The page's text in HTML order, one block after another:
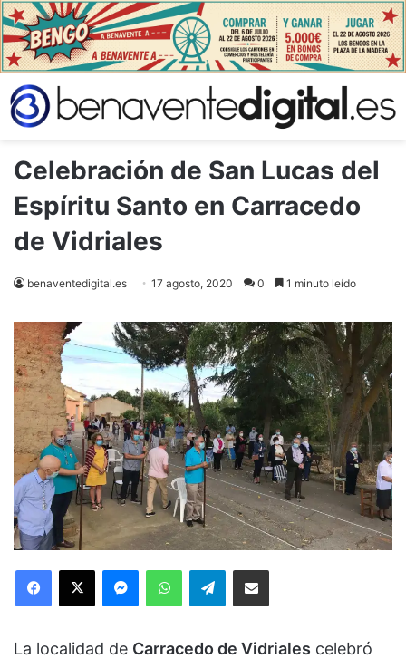
Celebración de San Lucas del
Espíritu Santo en Carracedo
de Vidriales
benaventedigital.es 17 agosto, 2020 0 1 minuto leído
Facebook
X MessengerWhatsAppTelegramCompartir via Email
La localidad de Carracedo de Vidriales celebró